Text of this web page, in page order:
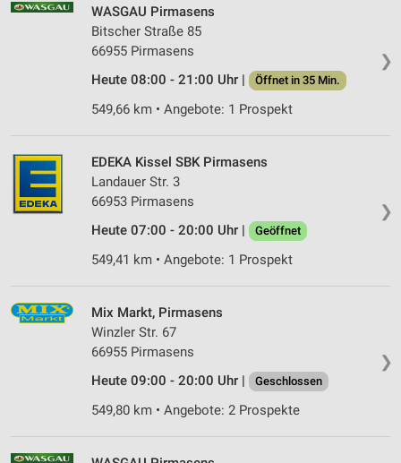
❯
WASGAU Pirmasens
Bitscher Straße 85
66955 Pirmasens
Heute 08:00 - 21:00 Uhr |
Öffnet in 35 Min.
549,66 km • Angebote: 1 Prospekt
❯
EDEKA Kissel SBK Pirmasens
Landauer Str. 3
66953 Pirmasens
Heute 07:00 - 20:00 Uhr |
Geöffnet
549,41 km • Angebote: 1 Prospekt
❯
Mix Markt, Pirmasens
Winzler Str. 67
66955 Pirmasens
Heute 09:00 - 20:00 Uhr |
Geschlossen
549,80 km • Angebote: 2 Prospekte